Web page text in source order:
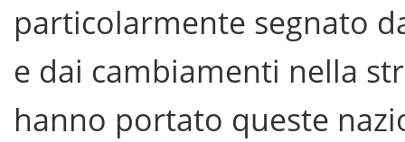
particolarmente segnato
e dai cambiamenti nella
hanno portato queste